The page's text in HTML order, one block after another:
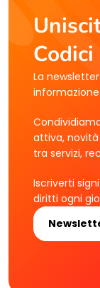
Codici
La
attiva,
tra servizi,
Iscriverti
diritti ogni